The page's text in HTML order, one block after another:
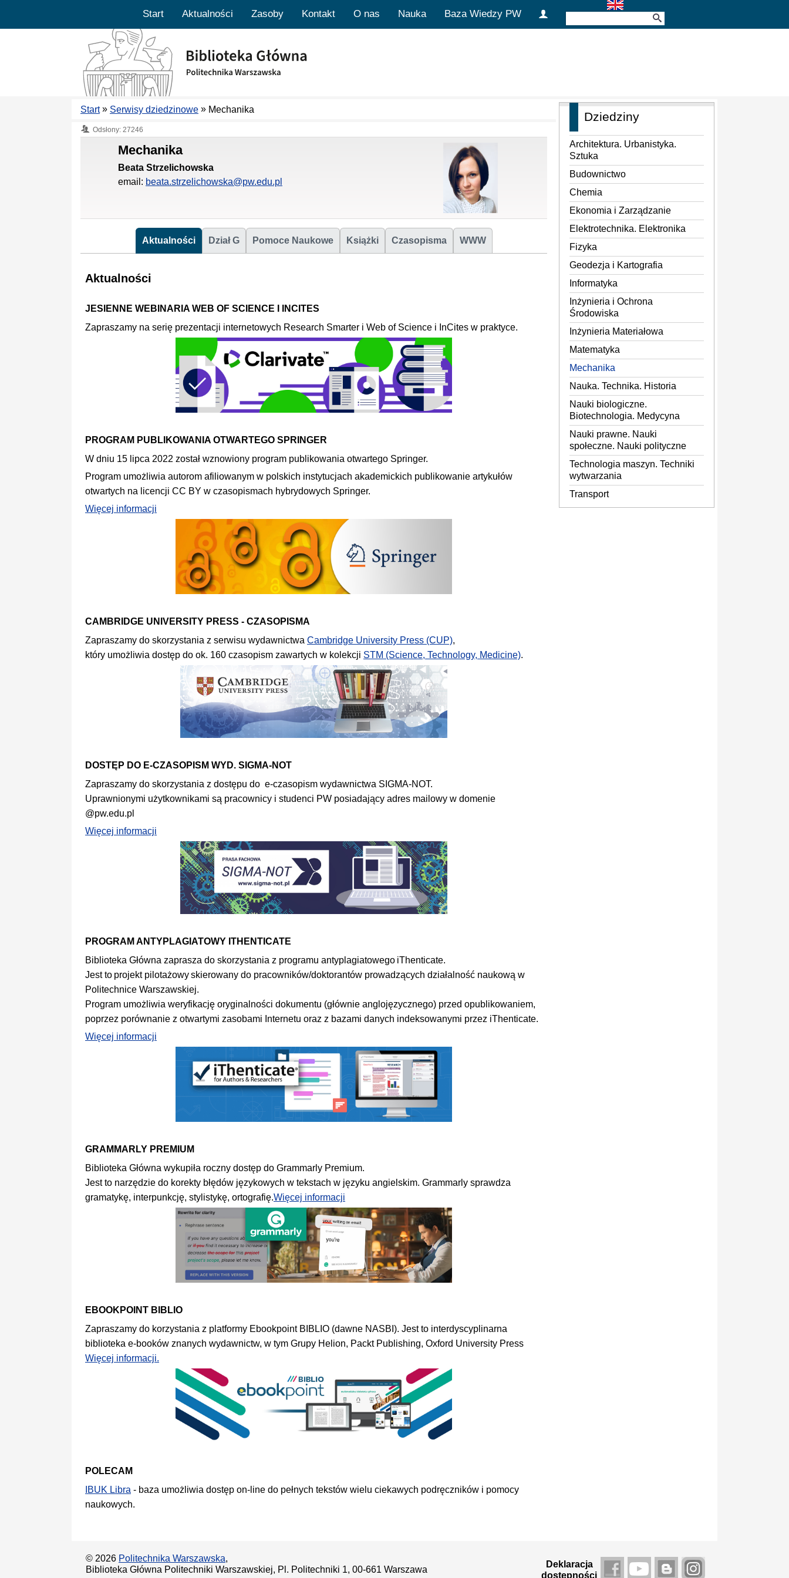
Start Aktualności Zasoby Kontakt O nas Nauka Baza Wiedzy PW
Start» Serwisy dziedzinowe » Mechanika
Odsłony: 27246
Mechanika
Beata Strzelichowska
email: beata.strzelichowska@pw.edu.pl
Aktualności Dział G Pomoce Naukowe Książki Czasopisma WWW
Aktualności
JESIENNE WEBINARIA WEB OF SCIENCE I INCITES
Zapraszamy na serię prezentacji internetowych Research Smarter i Web of Science i InCites w praktyce.
PROGRAM PUBLIKOWANIA OTWARTEGO SPRINGER
W dniu 15 lipca 2022 został wznowiony program publikowania otwartego Springer.
Program umożliwia autorom afiliowanym w polskich instytucjach akademickich publikowanie artykułów
otwartych na licencji CC BY w czasopismach hybrydowych Springer.
Więcej informacji
CAMBRIDGE UNIVERSITY PRESS - CZASOPISMA
Zapraszamy do skorzystania z serwisu wydawnictwa Cambridge University Press (CUP),
który umożliwia dostęp do ok. 160 czasopism zawartych w kolekcji STM (Science, Technology, Medicine).
DOSTĘP DO E-CZASOPISM WYD. SIGMA-NOT
Zapraszamy do skorzystania z dostępu do e-czasopism wydawnictwa SIGMA-NOT.
Uprawnionymi użytkownikami są pracownicy i studenci PW posiadający adres mailowy w domenie
@pw.edu.pl
Więcej informacji
PROGRAM ANTYPLAGIATOWY ITHENTICATE
Biblioteka Główna zaprasza do skorzystania z programu antyplagiatowego iThenticate.
Jest to projekt pilotażowy skierowany do pracowników/doktorantów prowadzących działalność naukową w
Politechnice Warszawskiej.
Program umożliwia weryfikację oryginalności dokumentu (głównie anglojęzycznego) przed opublikowaniem,
poprzez porównanie z otwartymi zasobami Internetu oraz z bazami danych indeksowanymi przez iThenticate.
Więcej informacji
GRAMMARLY PREMIUM
Biblioteka Główna wykupiła roczny dostęp do Grammarly Premium.
Jest to narzędzie do korekty błędów językowych w tekstach w języku angielskim. Grammarly sprawdza
gramatykę, interpunkcję, stylistykę, ortografię.Więcej informacji
EBOOKPOINT BIBLIO
Zapraszamy do korzystania z platformy Ebookpoint BIBLIO (dawne NASBI). Jest to interdyscyplinarna
biblioteka e-booków znanych wydawnictw, w tym Grupy Helion, Packt Publishing, Oxford University Press
Więcej informacji.
POLECAM
IBUK Libra - baza umożliwia dostęp on-line do pełnych tekstów wielu ciekawych podręczników i pomocy
naukowych.
Dziedziny
Architektura. Urbanistyka.
Sztuka
Budownictwo
Chemia
Ekonomia i Zarządzanie
Elektrotechnika. Elektronika
Fizyka
Geodezja i Kartografia
Informatyka
Inżynieria i Ochrona
Środowiska
Inżynieria Materiałowa
Matematyka
Mechanika
Nauka. Technika. Historia
Nauki biologiczne.
Biotechnologia. Medycyna
Nauki prawne. Nauki
społeczne. Nauki polityczne
Technologia maszyn. Techniki
wytwarzania
Transport
© 2026 Politechnika Warszawska,
Biblioteka Główna Politechniki Warszawskiej, Pl. Politechniki 1, 00-661 Warszawa
Deklaracja
dostępności